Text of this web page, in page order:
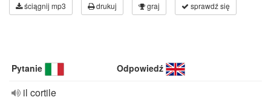
ściągnij mp3 drukuj graj sprawdź się
Pytanie Odpowiedź
il cortile